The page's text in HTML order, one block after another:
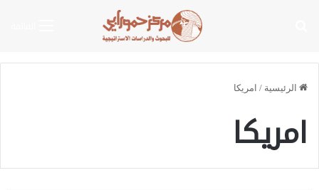
الرئيسية / امريكا
امريكا